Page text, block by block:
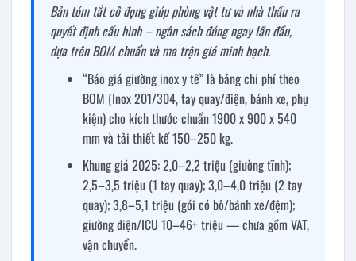
Bản tóm tắt cô đọng giúp phòng vật tư và nhà thầu ra
quyết định cấu hình – ngân sách đúng ngay lần đầu,
dựa trên BOM chuẩn và ma trận giá minh bạch.
“Báo giá giường inox y tế” là bảng chi phí theo
BOM (Inox 201/304, tay quay/điện, bánh xe, phụ
kiện) cho kích thước chuẩn 1900 x 900 x 540
mm và tải thiết kế 150–250 kg.
Khung giá 2025: 2,0–2,2 triệu (giường tĩnh);
2,5–3,5 triệu (1 tay quay); 3,0–4,0 triệu (2 tay
quay); 3,8–5,1 triệu (gói có bô/bánh xe/đệm);
giường điện/ICU 10–46+ triệu — chưa gồm VAT,
vận chuyển.